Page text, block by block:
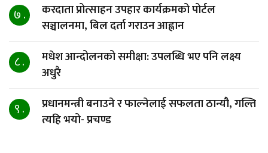
७ .
करदाता प्रोत्साहन उपहार कार्यक्रमको पोर्टल
सञ्चालनमा, बिल दर्ता गराउन आह्वान
८ .
मधेश आन्दोलनको समीक्षा: उपलब्धि भए पनि लक्ष्य
अधुरै
९ .
प्रधानमन्त्री बनाउने र फाल्नेलाई सफलता ठान्यौ, गल्ति
त्यहि भयो- प्रचण्ड